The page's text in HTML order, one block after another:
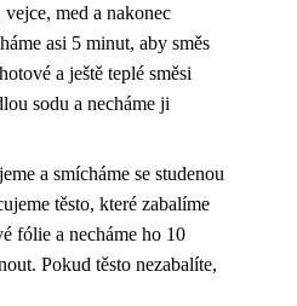
med a nakonec
asi 5 minut, aby směs
a ještě teplé směsi
sodu a necháme ji
a smícháme se studenou
těsto, které zabalíme
fólie a necháme ho 10
Pokud těsto nezabalíte,